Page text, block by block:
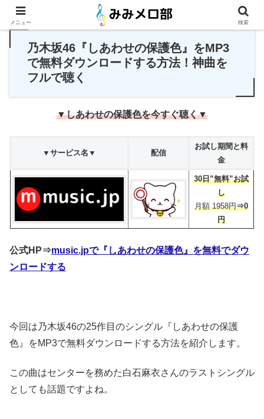
PR
乃木坂46『しあわせの保護色』をMP3
で無料ダウンロードする方法！神曲を
フルで聴く
▼しあわせの保護色を今すぐ聴く▼
▼サービス名▼ 配信
お試し期間と料
金
30日”無料”お試
し
月額 1958円⇒0
円
公式HP⇒music.jpで『しあわせの保護色』を無料でダウ
ンロードする
今回は乃木坂46の25作目のシングル『しあわせの保護
色』をMP3で無料ダウンロードする方法を紹介します。
この曲はセンターを務めた白石麻衣さんのラストシングル
としても話題ですよね。
メニュー 検索